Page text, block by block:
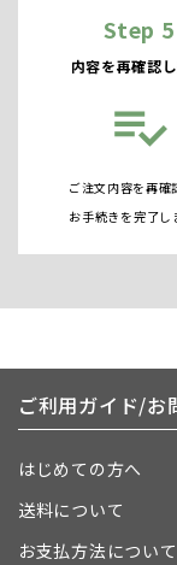
Step 5
内容を再確認
playlist_add_check
ご注文内容を再確
お手続きを完了し
ご利用ガイド/お
はじめての方へ
送料について
お支払方法について